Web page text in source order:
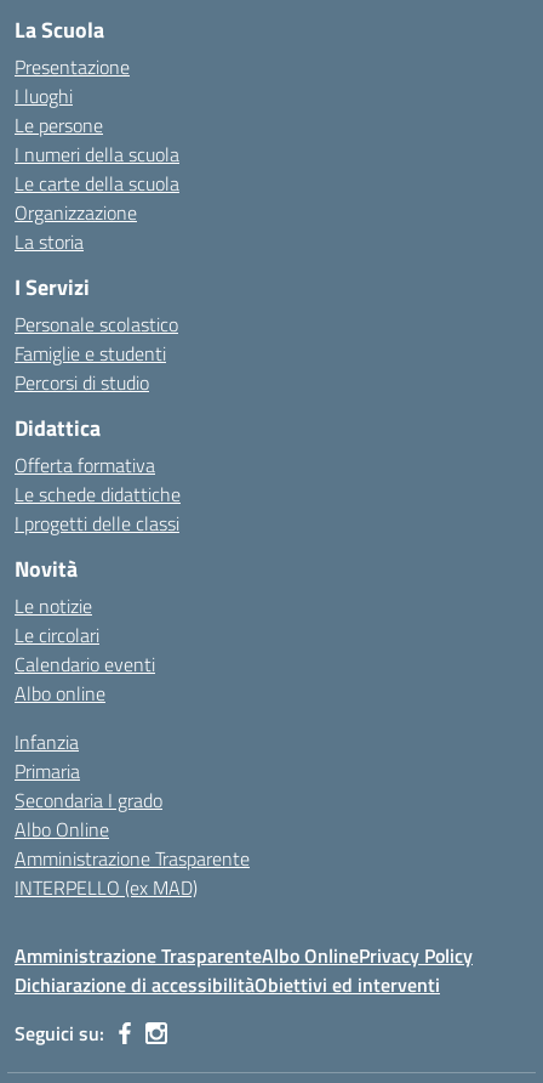
La Scuola
Presentazione
I luoghi
Le persone
I numeri della scuola
Le carte della scuola
Organizzazione
La storia
I Servizi
Personale scolastico
Famiglie e studenti
Percorsi di studio
Didattica
Offerta formativa
Le schede didattiche
I progetti delle classi
Novità
Le notizie
Le circolari
Calendario eventi
Albo online
Infanzia
Primaria
Secondaria I grado
Albo Online
Amministrazione Trasparente
INTERPELLO (ex MAD)
Amministrazione TrasparenteAlbo OnlinePrivacy Policy
Dichiarazione di accessibilitàObiettivi ed interventi
Seguici su: